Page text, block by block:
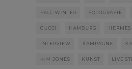
FALL-WINTER FOTOGRAFIE
GUCCI HAMBURG HERMÈS
INTERVIEW KAMPAGNE
KIM JONES KUNST LIVE